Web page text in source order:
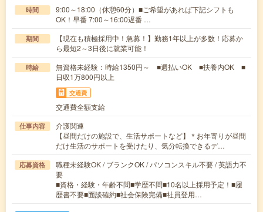
時間
9:00～18:00（休憩60分）■ご希望があれば下記シフトも
OK！早番 7:00～16:00遅番 …
期間
【現在も積極採用中！急募！】勤務1年以上が多数！応募か
ら最短2～3日後に就業可能！
時給
無資格未経験：時給1350円～ ■週払いOK ■扶養内OK ■
日収1万800円以上
交通費
交通費全額支給
仕事内容
介護関連
【昼間だけの施設で、生活サポートなど】＊お年寄りが昼間
だけ生活のサポートを受けたり、気分転換できるデ…
応募資格
職種未経験OK / ブランクOK / パソコンスキル不要 / 英語力不
要
■資格・経験・年齢不問■学歴不問■10名以上採用予定！■履
歴書不要■面談確約■社会保険完備■社員登用…